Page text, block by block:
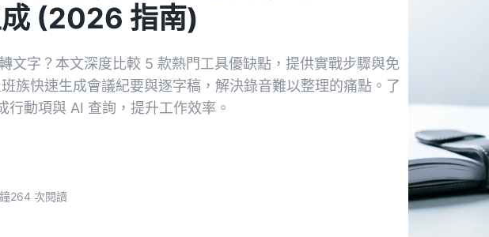
(2026 指南)
文字？本文深度比較 5 款熱門工具優缺點，提供實戰步驟與免
族快速生成會議紀要與逐字稿，解決錄音難以整理的痛點。了
動項與 AI 查詢，提升工作效率。
264 次閱讀